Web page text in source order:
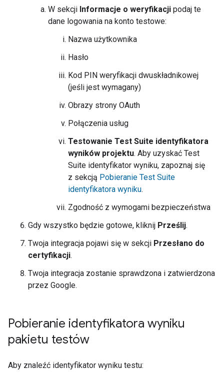
W sekcji Informacje o weryfikacji podaj te
dane logowania na konto testowe:
Nazwa użytkownika
Hasło
Kod PIN weryfikacji dwuskładnikowej
(jeśli jest wymagany)
Obrazy strony OAuth
Połączenia usług
Testowanie Test Suite identyfikatora
wyników projektu. Aby uzyskać Test
Suite identyfikator wyniku, zapoznaj się
z sekcją Pobieranie Test Suite
identyfikatora wyniku.
Zgodność z wymogami bezpieczeństwa
Gdy wszystko będzie gotowe, kliknij Prześlij.
Twoja integracja pojawi się w sekcji Przesłano do
certyfikacji.
Twoja integracja zostanie sprawdzona i zatwierdzona
przez Google.
Pobieranie identyfikatora wyniku
pakietu testów
Aby znaleźć identyfikator wyniku testu: